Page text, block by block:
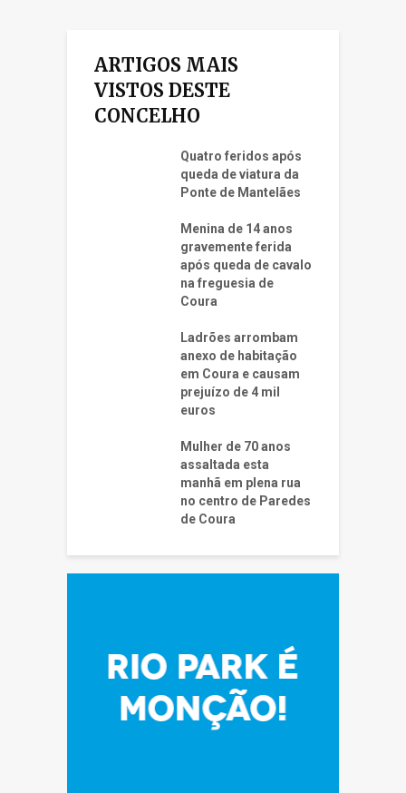
ARTIGOS MAIS
VISTOS DESTE
CONCELHO
Quatro feridos após
queda de viatura da
Ponte de Mantelães
Menina de 14 anos
gravemente ferida
após queda de cavalo
na freguesia de
Coura
Ladrões arrombam
anexo de habitação
em Coura e causam
prejuízo de 4 mil
euros
Mulher de 70 anos
assaltada esta
manhã em plena rua
no centro de Paredes
de Coura